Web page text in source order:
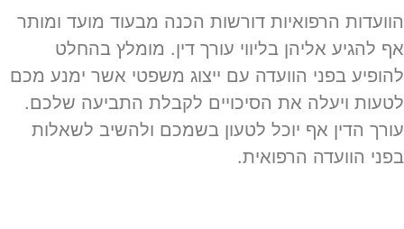
הוועדות הרפואיות דורשות הכנה מבעוד מועד ומותר
אף להגיע אליהן בליווי עורך דין. מומלץ בהחלט
להופיע בפני הוועדה עם ייצוג משפטי אשר ימנע מכם
לטעות ויעלה את הסיכויים לקבלת התביעה שלכם.
עורך הדין אף יוכל לטעון בשמכם ולהשיב לשאלות
בפני הוועדה הרפואית.